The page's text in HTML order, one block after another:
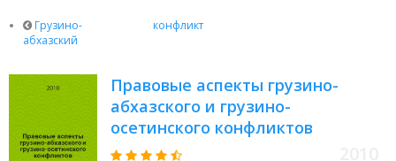
Грузино-
абхазский
конфликт
Правовые аспекты грузино-
абхазского и грузино-
осетинского конфликтов